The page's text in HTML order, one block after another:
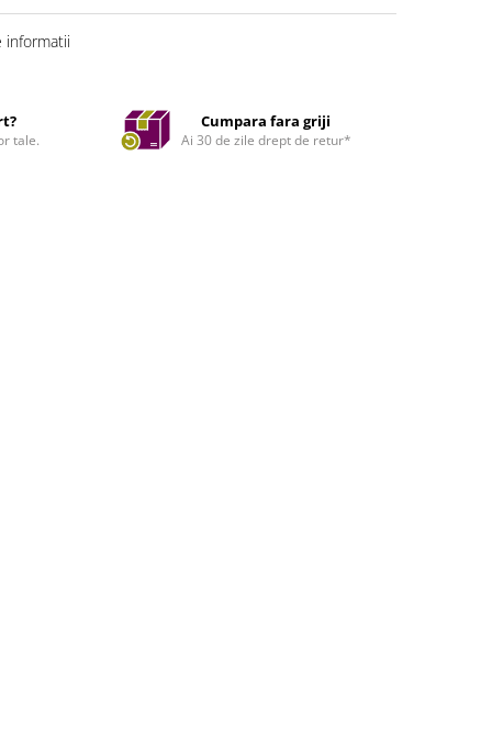
informatii
tale.
Cumpara fara griji
Ai 30 de zile drept de retur*